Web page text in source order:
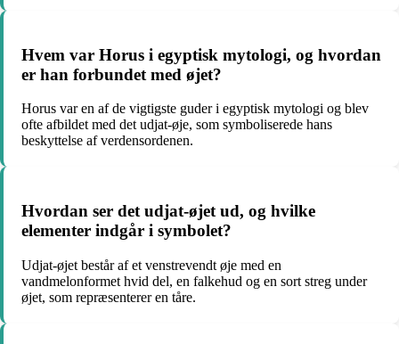
Hvem var Horus i egyptisk mytologi, og hvordan
er han forbundet med øjet?
Horus var en af de vigtigste guder i egyptisk mytologi og blev
ofte afbildet med det udjat-øje, som symboliserede hans
beskyttelse af verdensordenen.
Hvordan ser det udjat-øjet ud, og hvilke
elementer indgår i symbolet?
Udjat-øjet består af et venstrevendt øje med en
vandmelonformet hvid del, en falkehud og en sort streg under
øjet, som repræsenterer en tåre.